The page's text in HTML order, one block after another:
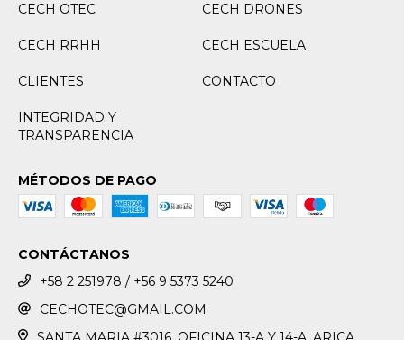
CECH OTEC CECH DRONES
CECH RRHH CECH ESCUELA
CLIENTES CONTACTO
INTEGRIDAD Y
TRANSPARENCIA
MÉTODOS DE PAGO
CONTÁCTANOS
+58 2 251978 / +56 9 5373 5240
CECHOTEC@GMAIL.COM